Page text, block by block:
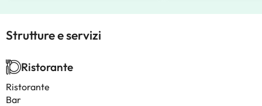
Strutture e servizi
Ristorante
Ristorante
Bar